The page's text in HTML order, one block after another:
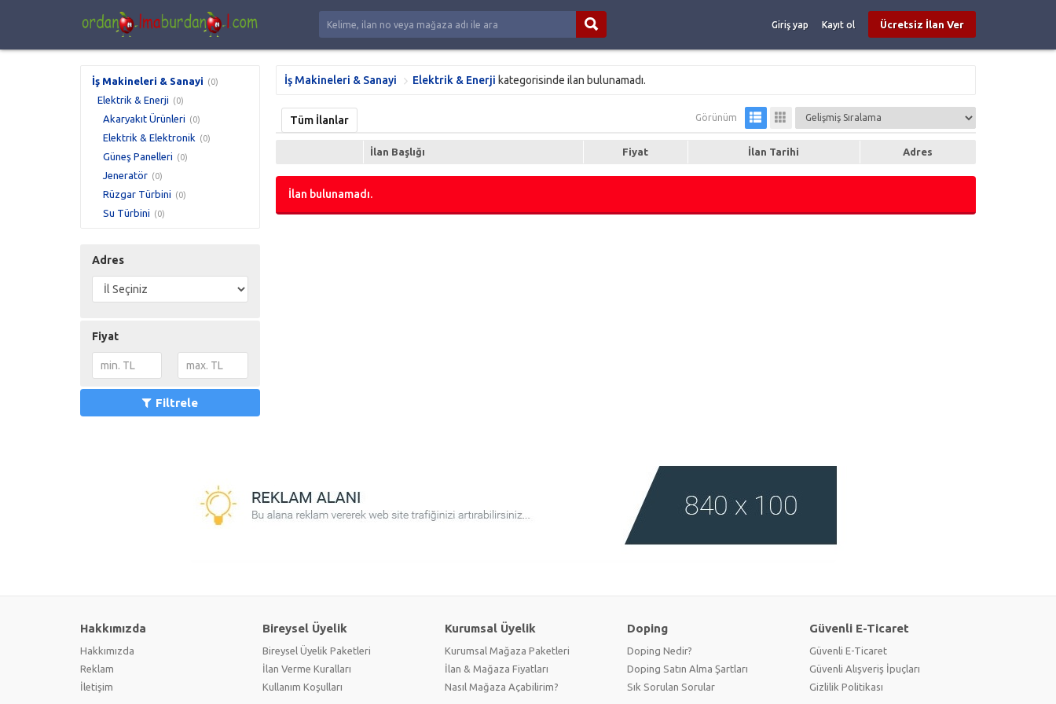
Giriş yap Kayıt ol Ücretsiz İlan Ver
İş Makineleri & Sanayi (0)
Elektrik & Enerji (0)
Akaryakıt Ürünleri (0)
Elektrik & Elektronik (0)
Güneş Panelleri (0)
Jeneratör (0)
Rüzgar Türbini (0)
Su Türbini (0)
Adres
Fiyat
Filtrele
İş Makineleri & Sanayi Elektrik & Enerji kategorisinde ilan bulunamadı.
Tüm İlanlar Görünüm
İlan Başlığı Fiyat İlan Tarihi Adres
İlan bulunamadı.
Hakkımızda
Hakkımızda
Reklam
İletişim
Bireysel Üyelik
Bireysel Üyelik Paketleri
İlan Verme Kuralları
Kullanım Koşulları
Kurumsal Üyelik
Kurumsal Mağaza Paketleri
İlan & Mağaza Fiyatları
Nasıl Mağaza Açabilirim?
Doping
Doping Nedir?
Doping Satın Alma Şartları
Sık Sorulan Sorular
Güvenli E-Ticaret
Güvenli E-Ticaret
Güvenli Alışveriş İpuçları
Gizlilik Politikası